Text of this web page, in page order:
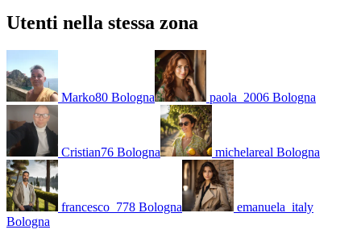
Utenti nella stessa zona
Marko80 Bologna paola_2006 Bologna
Cristian76 Bologna michelareal Bologna
francesco_778 Bologna
emanuela_italy
Bologna